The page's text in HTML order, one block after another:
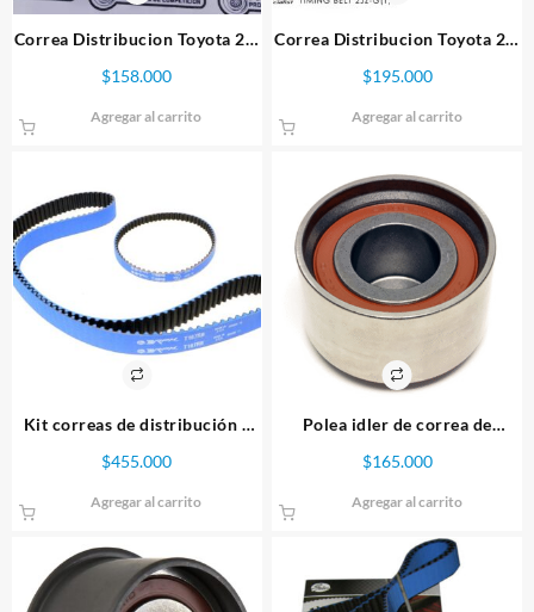
Correa Distribucion Toyota 2jz
$158.000
Agregar al carrito
Correa Distribucion Toyota 2jz
$195.000
Agregar al carrito
Kit correas de distribución y
4G63 Gates Racing
$455.000
Agregar al carrito
Polea idler de correa de
$165.000
Agregar al carrito